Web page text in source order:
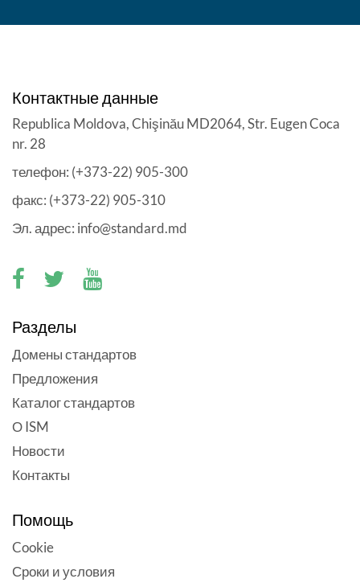
Контактные данные
Republica Moldova, Chişinău MD2064, Str. Eugen Coca
nr. 28
телефон: (+373-22) 905-300
факс: (+373-22) 905-310
Эл. адрес: info@standard.md
Разделы
Домены стандартов
Предложения
Каталог стандартов
О ISM
Новости
Контакты
Помощь
Cookie
Сроки и условия